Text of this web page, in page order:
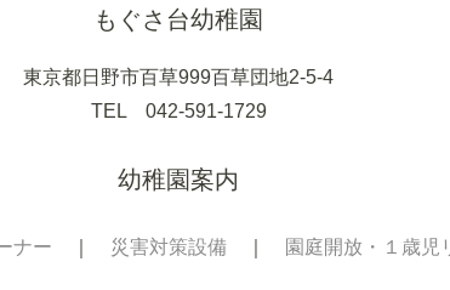
もぐさ台幼稚園
東京都日野市百草999百草団地2-5-4
TEL 042-591-1729
幼稚園案内
ナー 災害対策設備 園庭開放・１歳児